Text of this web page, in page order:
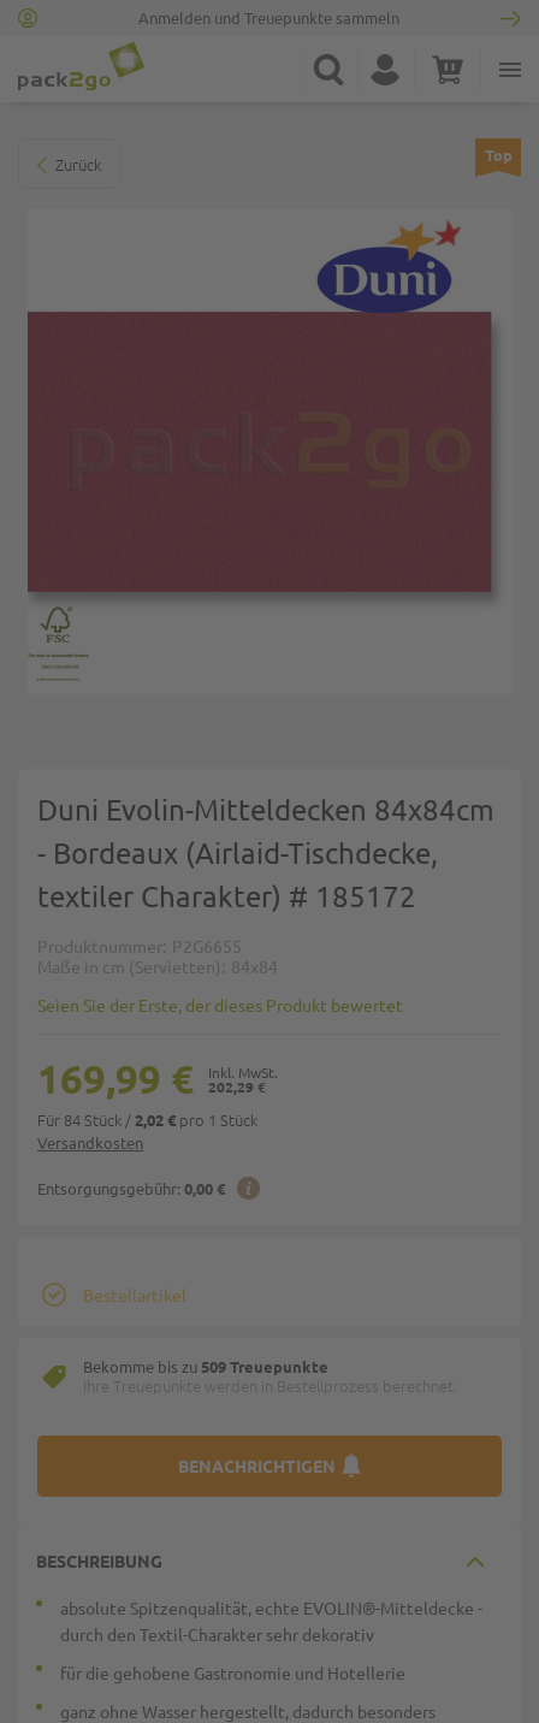
Anmelden und Treuepunkte sammeln
Suche Konto Warenkorb
Zurück Top
Duni Evolin-Mitteldecken 84x84cm
- Bordeaux (Airlaid-Tischdecke,
textiler Charakter) # 185172
Produktnummer P2G6655
Maße in cm (Servietten)
84x84
Seien Sie der Erste, der dieses Produkt bewertet
Versandkosten
Entsorgungsgebühr: 0,00 €
202,29 €
169,99 €
Für 84 Stück / 2,02 € pro 1 Stück
Bestellartikel
Bekomme bis zu 509 Treuepunkte
Ihre Treuepunkte werden in Bestellprozess berechnet.
BENACHRICHTIGEN
BESCHREIBUNG
absolute Spitzenqualität, echte EVOLIN®-Mitteldecke -
durch den Textil-Charakter sehr dekorativ
für die gehobene Gastronomie und Hotellerie
ganz ohne Wasser hergestellt, dadurch besonders